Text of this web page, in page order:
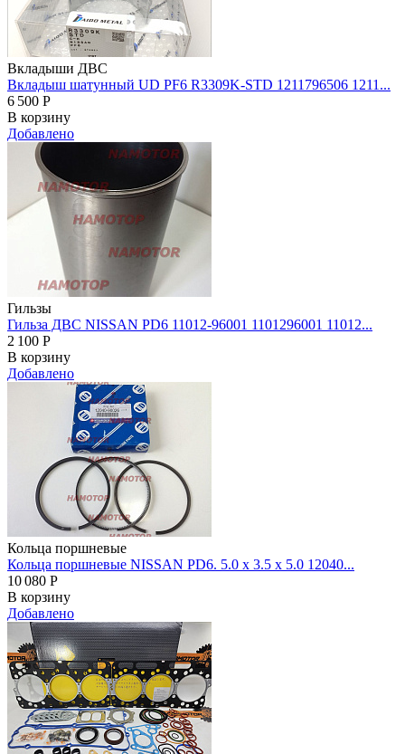
Вкладыши ДВС
Вкладыш шатунный UD PF6 R3309K-STD 1211796506 1211...
6 500 Р
В корзину
Добавлено
Гильзы
Гильза ДВС NISSAN PD6 11012-96001 1101296001 11012...
2 100 Р
В корзину
Добавлено
Кольца поршневые
Кольца поршневые NISSAN PD6. 5.0 x 3.5 x 5.0 12040...
10 080 Р
В корзину
Добавлено